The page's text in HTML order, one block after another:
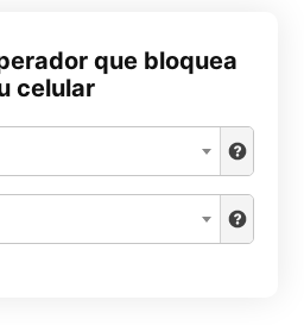
que bloquea
celular